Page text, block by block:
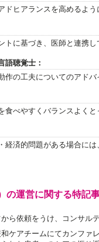
ドヒアランスを高めるよ
トに基づき、医師と連携
語聴覚士：
作の工夫についてのアド
食べやすくバランスよく
経済的問題がある場合に
の運営に関する特記
ら依頼をうけ、コンサル
ケアチームにてカンフ